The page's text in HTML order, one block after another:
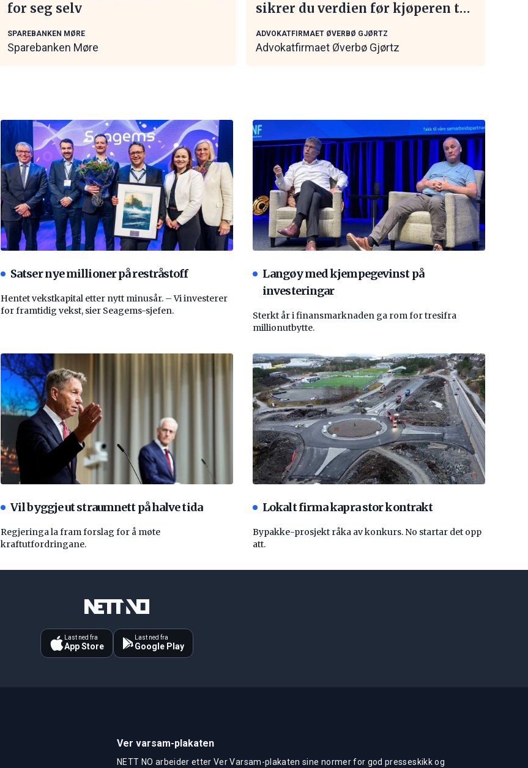
for seg selv
SPAREBANKEN MØRE
Sparebanken Møre
sikrer du verdien før kjøperen tar
ADVOKATFIRMAET ØVERBØ GJØRTZ
Advokatfirmaet Øverbø Gjørtz
Satser nye millioner på restråstoff
Hentet vekstkapital etter nytt minusår. – Vi investerer
for framtidig vekst, sier Seagems-sjefen.
Langøy med kjempegevinst på
investeringar
Sterkt år i finansmarknaden ga rom for tresifra
millionutbytte.
Vil byggje ut straumnett på halve tida
Regjeringa la fram forslag for å møte
kraftutfordringane.
Lokalt firma kapra stor kontrakt
Bypakke-prosjekt råka av konkurs. No startar det opp
att.
Last ned fra
App Store
Last ned fra
Google Play
Ver varsam-plakaten
NETT NO arbeider etter Ver Varsam-plakaten sine normer for god presseskikk og